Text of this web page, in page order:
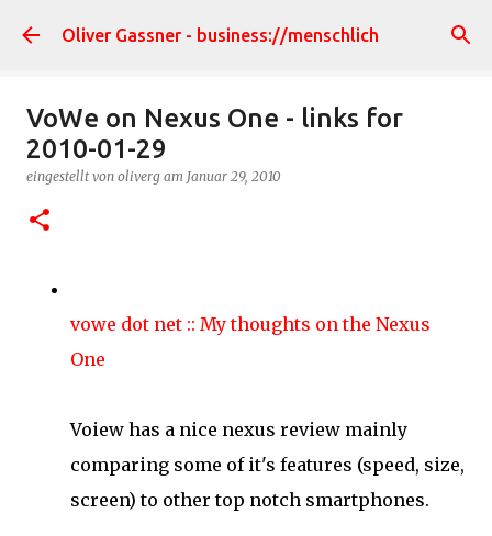
Direkt zum Hauptbereich
Oliver Gassner - business://menschlich
VoWe on Nexus One - links for
2010-01-29
eingestellt von oliverg am Januar 29, 2010
vowe dot net :: My thoughts on the Nexus
One
Voiew has a nice nexus review mainly
comparing some of it's features (speed, size,
screen) to other top notch smartphones.